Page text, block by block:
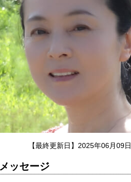
【最終更新日】2025年06月09日
メッセージ